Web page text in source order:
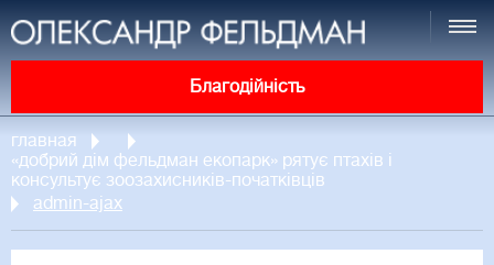
Благодійність
главная
«добрий дім фельдман екопарк» рятує птахів і
консультує зоозахисників-початківців
admin-ajax